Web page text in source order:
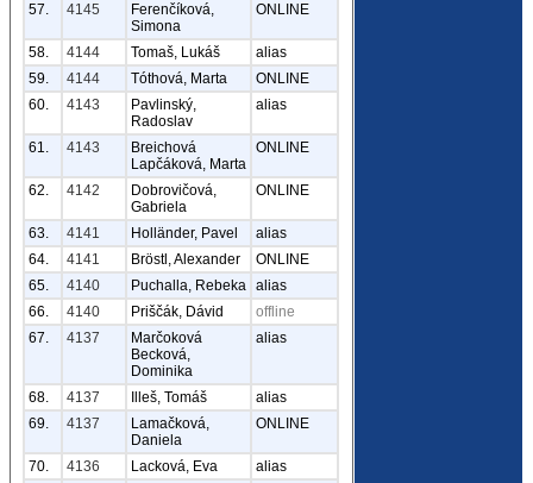
57.
4145
Ferenčíková,
Simona
ONLINE
58. 4144 Tomaš, Lukáš
alias
59.
4144 Tóthová, Marta
ONLINE
60.
4143
Pavlinský,
Radoslav
alias
61. 4143
Breichová
Lapčáková, Marta
ONLINE
62. 4142
Dobrovičová,
Gabriela
ONLINE
63. 4141 Holländer, Pavel
alias
64.
4141 Bröstl, Alexander
ONLINE
65.
4140 Puchalla, Rebeka
alias
66.
4140 Priščák, Dávid
offline
67.
4137
Marčoková
Becková,
Dominika
alias
68. 4137 Illeš, Tomáš
alias
69.
4137
Lamačková,
Daniela
ONLINE
70. 4136 Lacková, Eva
alias